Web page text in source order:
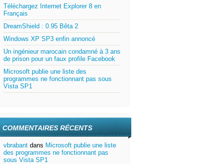
Téléchargez Internet Explorer 8 en
Français
DreamShield : 0.95 Bêta 2
Windows XP SP3 enfin annoncé
Un ingénieur marocain condamné à 3 ans
de prison pour un faux profile Facebook
Microsoft publie une liste des
programmes ne fonctionnant pas sous
Vista SP1
COMMENTAIRES RÉCENTS
vbrabant dans Microsoft publie une liste
des programmes ne fonctionnant pas
sous Vista SP1